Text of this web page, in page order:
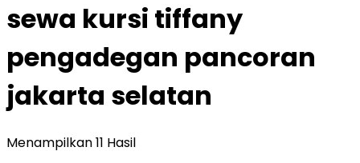
sewa kursi tiffany
pengadegan pancoran
jakarta selatan
Menampilkan 11 Hasil